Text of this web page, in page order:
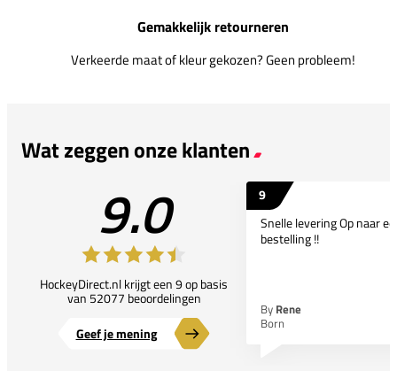
Gemakkelijk retourneren
Verkeerde maat of kleur gekozen? Geen probleem!
Wat zeggen onze klanten
9.0
HockeyDirect.nl krijgt een 9 op basis
van 52077 beoordelingen
Geef je mening
9
Snelle levering Op naar
bestelling !!
By Rene
Born